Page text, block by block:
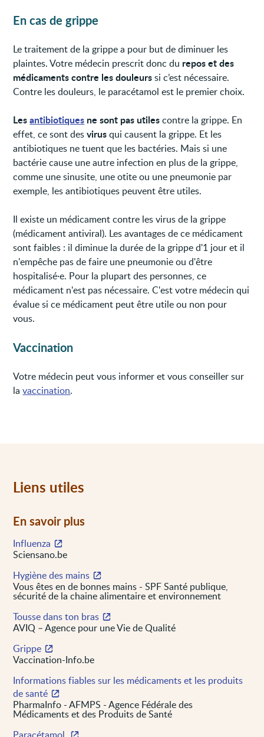
En cas de grippe
Le traitement de la grippe a pour but de diminuer les
plaintes. Votre médecin prescrit donc du repos et des
médicaments contre les douleurssi c’est nécessaire.
Contre les douleurs, le paracétamol est le premier choix.
Lesantibiotiques ne sont pas utilescontre la grippe. En
effet, ce sont desvirusqui causent la grippe. Et les
antibiotiques ne tuent que les bactéries. Mais si une
bactérie cause une autre infection en plus de la grippe,
comme une sinusite, une otite ou une pneumonie par
exemple, les antibiotiques peuvent être utiles.
Il existe un médicament contre les virus de la grippe
(médicament antiviral). Les avantages de ce médicament
sont faibles : il diminue la durée de la grippe d'1 jour et il
n'empêche pas de faire une pneumonie ou d'être
hospitalisé·e. Pour la plupart des personnes, ce
médicament n'est pas nécessaire. C'est votre médecin qui
évalue si ce médicament peut être utile ou non pour
vous.
Vaccination
Votre médecin peut vous informer et vous conseiller sur
lavaccination.
Liens utiles
En savoir plus
Influenza
Sciensano.be
Hygiène des mains
Vous êtes en de bonnes mains - SPF Santé publique,
sécurité de la chaine alimentaire et environnement
Tousse dans ton bras
AVIQ – Agence pour une Vie de Qualité
Grippe
Vaccination-Info.be
Informations fiables sur les médicaments et les produits
de santé
PharmaInfo - AFMPS - Agence Fédérale des
Médicaments et des Produits de Santé
Paracétamol